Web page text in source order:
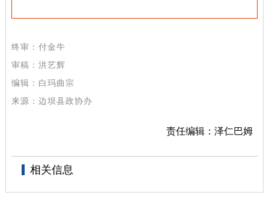
终审：付金牛
审稿：洪艺辉
编辑：白玛曲宗
来源：边坝县政协办
责任编辑：泽仁巴姆
相关信息